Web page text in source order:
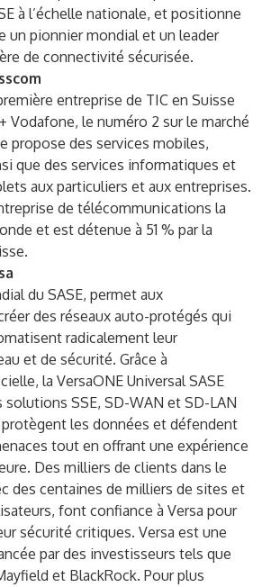
à l’échelle nationale, et positionne
un pionnier mondial et un leader
de connectivité sécurisée.
entreprise de TIC en Suisse
Vodafone, le numéro 2 sur le marché
propose des services mobiles,
que des services informatiques et
aux particuliers et aux entreprises.
de télécommunications la
et est détenue à 51 % par la
du SASE, permet aux
des réseaux auto-protégés qui
radicalement leur
et de sécurité. Grâce à
la VersaONE Universal SASE
solutions SSE, SD-WAN et SD-LAN
les données et défendent
tout en offrant une expérience
Des milliers de clients dans le
des centaines de milliers de sites et
font confiance à Versa pour
sécurité critiques. Versa est une
par des investisseurs tels que
et BlackRock. Pour plus